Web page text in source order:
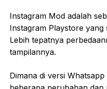
Instagram Mod adalah
Instagram Playstore yang
Lebih tepatnya
tampilannya.
Dimana di versi